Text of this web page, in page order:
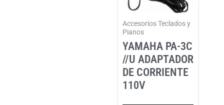
Accesorios Teclados y
Pianos
YAMAHA PA-3C
//U ADAPTADOR
DE CORRIENTE
110V